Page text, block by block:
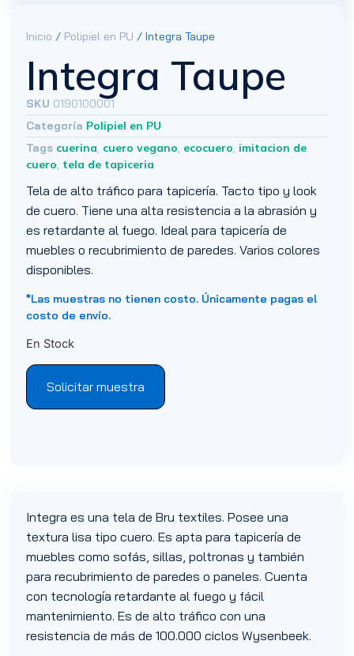
Inicio / Polipiel en PU / Integra Taupe
Integra Taupe
SKU 0190100001
Categoría Polipiel en PU
Tags cuerina, cuero vegano, ecocuero, imitacion de
cuero, tela de tapiceria
Tela de alto tráfico para tapicería. Tacto tipo y look
de cuero. Tiene una alta resistencia a la abrasión y
es retardante al fuego. Ideal para tapicería de
muebles o recubrimiento de paredes. Varios colores
disponibles.
*Las muestras no tienen costo. Únicamente pagas el
costo de envío.
En Stock
Solicitar muestra
Integra es una tela de Bru textiles. Posee una
textura lisa tipo cuero. Es apta para tapicería de
muebles como sofás, sillas, poltronas y también
para recubrimiento de paredes o paneles. Cuenta
con tecnología retardante al fuego y fácil
mantenimiento. Es de alto tráfico con una
resistencia de más de 100.000 ciclos Wysenbeek.